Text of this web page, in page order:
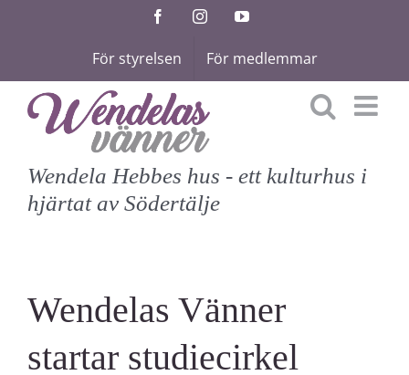
FacebookInstagramYouTube
För styrelsen För medlemmar
Wendela Hebbes hus - ett kulturhus i
hjärtat av Södertälje
Wendelas Vänner
startar studiecirkel